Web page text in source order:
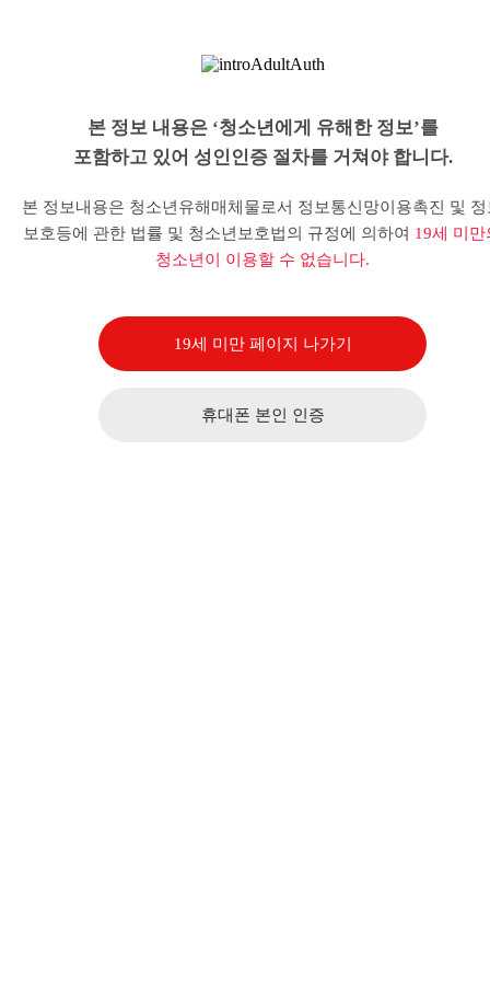
본 정보 내용은 ‘청소년에게 유해한 정보’를
포함하고 있어 성인인증 절차를 거쳐야 합니다.
본 정보내용은 청소년유해매체물로서 정보통신망이용촉진 및 정
보호등에 관한 법률 및 청소년보호법의 규정에 의하여 19세 미만
청소년이 이용할 수 없습니다.
19세 미만 페이지 나가기
휴대폰 본인 인증